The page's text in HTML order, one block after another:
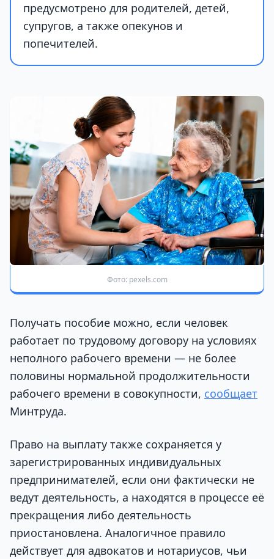
предусмотрено для родителей, детей,
супругов, а также опекунов и
попечителей.
Фото: pexels.com
Получать пособие можно, если человек
работает по трудовому договору на условиях
неполного рабочего времени — не более
половины нормальной продолжительности
рабочего времени в совокупности, сообщает
Минтруда.
Право на выплату также сохраняется у
зарегистрированных индивидуальных
предпринимателей, если они фактически не
ведут деятельность, а находятся в процессе её
прекращения либо деятельность
приостановлена. Аналогичное правило
действует для адвокатов и нотариусов, чьи